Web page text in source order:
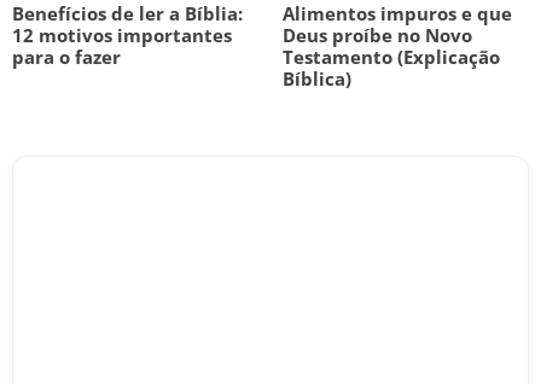
Benefícios de ler a Bíblia:
12 motivos importantes
para o fazer
Alimentos impuros e que
Deus proíbe no Novo
Testamento (Explicação
Bíblica)